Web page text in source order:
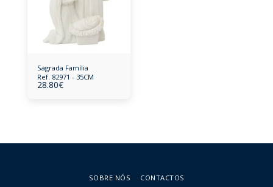
Sagrada Família
Ref. 82971 - 35CM
28.80€
SOBRE NÓS CONTACTOS